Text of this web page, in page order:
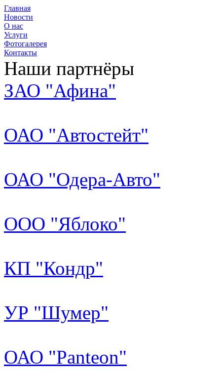
Главная
Новости
О нас
Услуги
Фотогалерея
Контакты
Наши партнёры
ЗАО "Афина"
ОАО "Автостейт"
ОАО "Одера-Авто"
ООО "Яблоко"
КП "Кондр"
УР "Шумер"
ОАО "Panteon"